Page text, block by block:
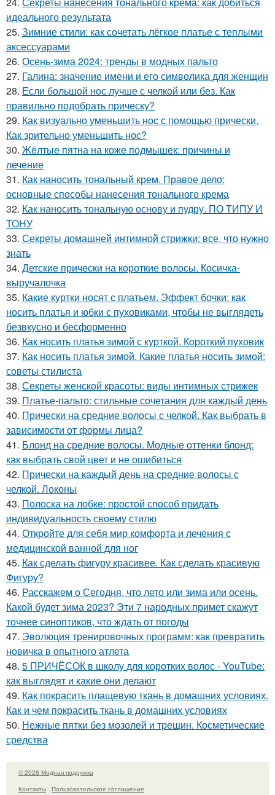
идеального результата
25. Зимние стили: как сочетать лёгкое платье с теплыми
аксессуарами
26. Осень-зима 2024: тренды в модных пальто
27. Галина: значение имени и его символика для женщин
28. Если большой нос лучше с челкой или без. Как
правильно подобрать прическу?
29. Как визуально уменьшить нос с помощью прически.
Как зрительно уменьшить нос?
30. Жёлтые пятна на коже подмышек: причины и
лечение
31. Как наносить тональный крем. Правое дело:
основные способы нанесения тонального крема
32. Как наносить тональную основу и пудру. ПО ТИПУ И
ТОНУ
33. Секреты домашней интимной стрижки: все, что нужно
знать
34. Детские прически на короткие волосы. Косичка-
выручалочка
35. Какие куртки носят с платьем. Эффект бочки: как
носить платья и юбки с пуховиками, чтобы не выглядеть
безвкусно и бесформенно
36. Как носить платья зимой с курткой. Короткий пуховик
37. Как носить платья зимой. Какие платья носить зимой:
советы стилиста
38. Секреты женской красоты: виды интимных стрижек
39. Платье-пальто: стильные сочетания для каждый день
40. Прически на средние волосы с челкой. Как выбрать в
зависимости от формы лица?
41. Блонд на средние волосы. Модные оттенки блонд:
как выбрать свой цвет и не ошибиться
42. Прически на каждый день на средние волосы с
челкой. Локоны
43. Полоска на лобке: простой способ придать
индивидуальность своему стилю
44. Откройте для себя мир комфорта и лечения с
медицинской ванной для ног
45. Как сделать фигуру красивее. Как сделать красивую
Фигуру?
46. Расскажем о Сегодня, что лето или зима или осень.
Какой будет зима 2023? Эти 7 народных примет скажут
точнее синоптиков, что ждать от погоды
47. Эволюция тренировочных программ: как превратить
новичка в опытного атлета
48. 5 ПРИЧЁСОК в школу для коротких волос ‍- YouTube:
как выглядят и какие они делают
49. Как покрасить плащевую ткань в домашних условиях.
Как и чем покрасить ткань в домашних условиях
50. Нежные пятки без мозолей и трещин. Косметические
средства
© 2026 Модная подружка
Контакты
Пользовательское соглашение